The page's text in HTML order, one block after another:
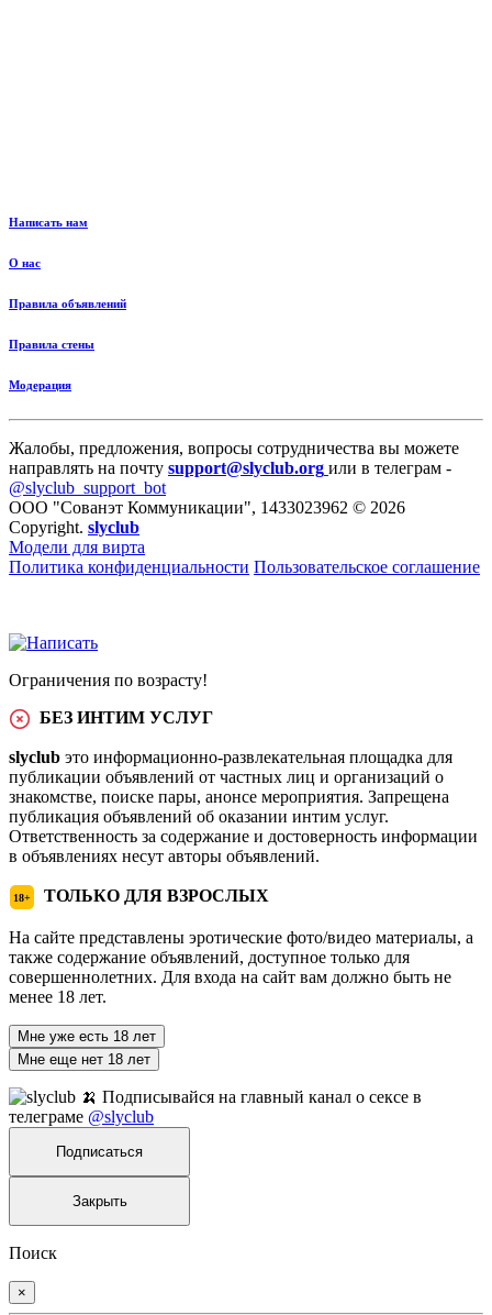
Написать нам
О нас
Правила объявлений
Правила стены
Модерация
Жалобы, предложения, вопросы сотрудничества вы можете
направлять на почту support@slyclub.org или в телеграм -
@slyclub_support_bot
ООО "Сованэт Коммуникации", 1433023962 © 2026
Copyright. slyclub
Модели для вирта
Политика конфиденциальности Пользовательское соглашение
Ограничения по возрасту!
БЕЗ ИНТИМ УСЛУГ
slyclub это информационно-развлекательная площадка для
публикации объявлений от частных лиц и организаций о
знакомстве, поиске пары, анонсе мероприятия. Запрещена
публикация объявлений об оказании интим услуг.
Ответственность за содержание и достоверность информации
в объявлениях несут авторы объявлений.
18+ ТОЛЬКО ДЛЯ ВЗРОСЛЫХ
На сайте представлены эротические фото/видео материалы, а
также содержание объявлений, доступное только для
совершеннолетних. Для входа на сайт вам должно быть не
менее 18 лет.
Мне уже есть 18 лет
Мне еще нет 18 лет
🍌 Подписывайся на главный канал о сексе в
телеграме @slyclub
Подписаться
Закрыть
Поиск
×